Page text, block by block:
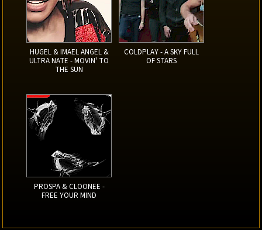
HUGEL & IMAEL ANGEL &
ULTRA NATE - MOVIN' TO
THE SUN
COLDPLAY - A SKY FULL
OF STARS
PROSPA & CLOONEE -
FREE YOUR MIND